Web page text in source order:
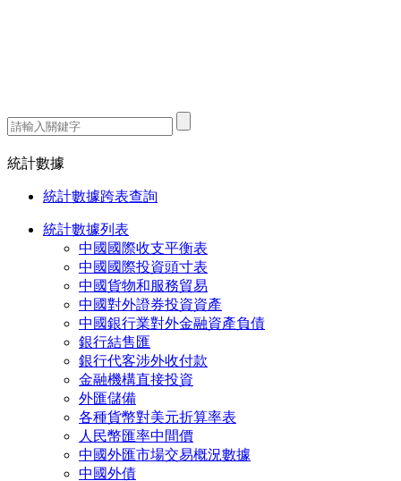
統計數據
統計數據跨表查詢
統計數據列表
中國國際收支平衡表
中國國際投資頭寸表
中國貨物和服務貿易
中國對外證券投資資產
中國銀行業對外金融資產負債
銀行結售匯
銀行代客涉外收付款
金融機構直接投資
外匯儲備
各種貨幣對美元折算率表
人民幣匯率中間價
中國外匯市場交易概況數據
中國外債